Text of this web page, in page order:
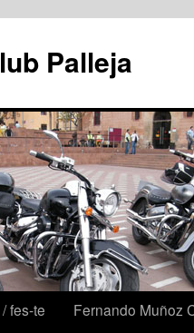
Palleja
fes-te
Fernando Muñoz